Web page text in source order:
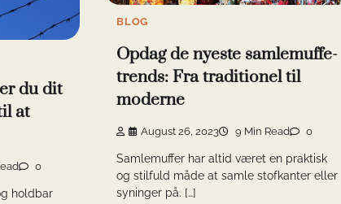
du dit
at
0
holdbar
BLOG
Opdag de nyeste samlemuffe-
trends: Fra traditionel til
moderne
August 26, 2023 9 Min Read 0
Samlemuffer har altid været en praktisk
og stilfuld måde at samle stofkanter eller
syninger på. […]